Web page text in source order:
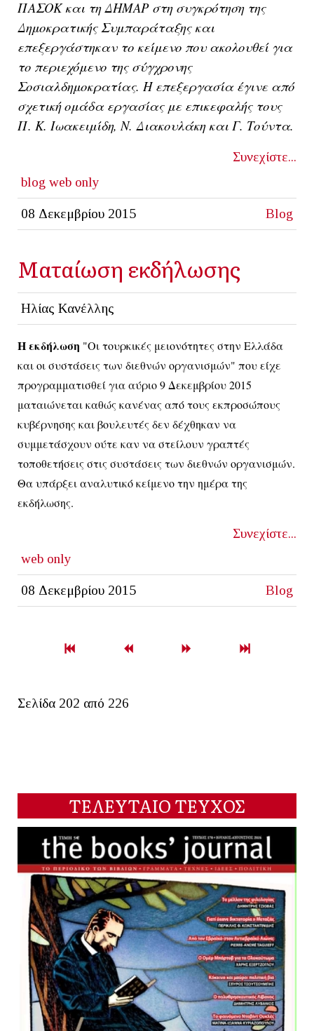
ΠΑΣΟΚ και τη ΔΗΜΑΡ στη συγκρότηση της
Δημοκρατικής Συμπαράταξης και
επεξεργάστηκαν το κείμενο που ακολουθεί για
το περιεχόμενο της σύγχρονης
Σοσιαλδημοκρατίας. Η επεξεργασία έγινε από
σχετική ομάδα εργασίας με επικεφαλής τους
Π. Κ. Ιωακειμίδη, Ν. Διακουλάκη και Γ. Τούντα.
Συνεχίστε...
blog web only
08 Δεκεμβρίου 2015 Blog
Ματαίωση εκδήλωσης
Ηλίας Κανέλλης
Η εκδήλωση "Οι τουρκικές μειονότητες στην Ελλάδα
και οι συστάσεις των διεθνών οργανισμών" που είχε
προγραμματισθεί για αύριο 9 Δεκεμβρίου 2015
ματαιώνεται καθώς κανένας από τους εκπροσώπους
κυβέρνησης και βουλευτές δεν δέχθηκαν να
συμμετάσχουν ούτε καν να στείλουν γραπτές
τοποθετήσεις στις συστάσεις των διεθνών οργανισμών.
Θα υπάρξει αναλυτικό κείμενο την ημέρα της
εκδήλωσης.
Συνεχίστε...
web only
08 Δεκεμβρίου 2015 Blog
Σελίδα 202 από 226
ΤΕΛΕΥΤΑΙΟ ΤΕΥΧΟΣ